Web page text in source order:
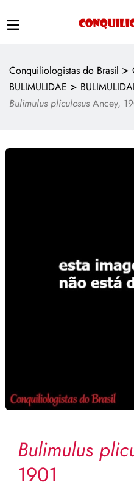
Conquiliologistas do Brasil >
BULIMULIDAE >
Bulimulus pliculosus Ancey,
Bulimulus
1901